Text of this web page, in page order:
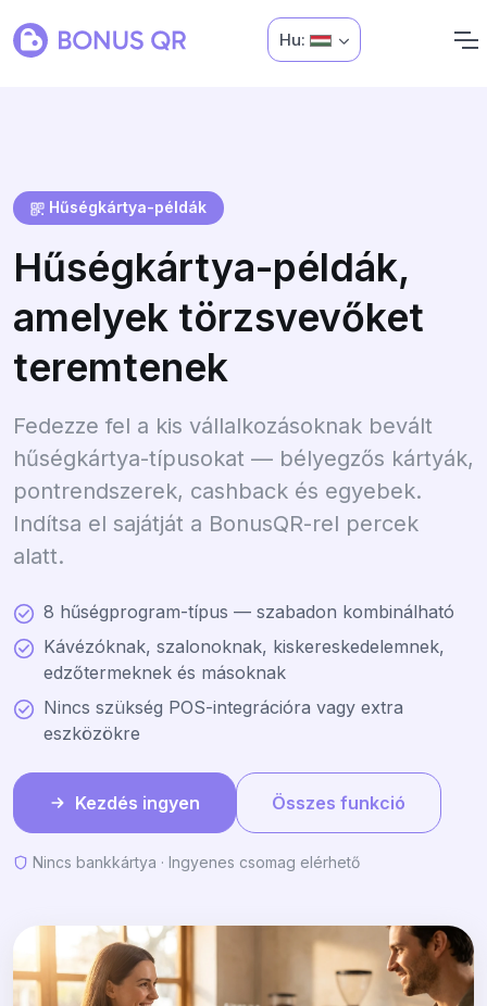
Hu:
Hűségkártya-példák
Hűségkártya-példák,
amelyek törzsvevőket
teremtenek
Fedezze fel a kis vállalkozásoknak bevált
hűségkártya-típusokat — bélyegzős kártyák,
pontrendszerek, cashback és egyebek.
Indítsa el sajátját a BonusQR-rel percek
alatt.
8 hűségprogram-típus — szabadon kombinálható
Kávézóknak, szalonoknak, kiskereskedelemnek,
edzőtermeknek és másoknak
Nincs szükség POS-integrációra vagy extra
eszközökre
Kezdés ingyen Összes funkció
Nincs bankkártya · Ingyenes csomag elérhető